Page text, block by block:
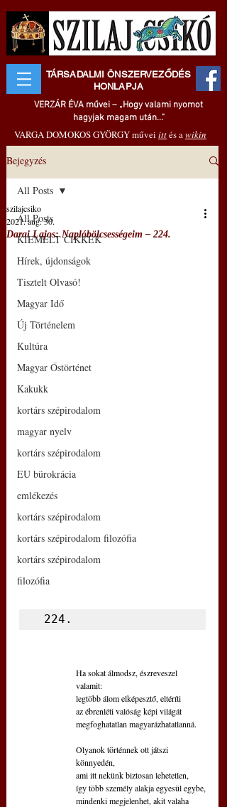
TÁRSADALMI ÖNSZERVEZŐDÉS
HONLAPJA
VERZÁR ÉVA művei – „Hogy valami nyomot
hagyjak magam után..."
VARGA DOMOKOS GYÖRGY művei ittés awikin
Bejegyzés
All Posts
KIEMELT CIKKEK
Hírek, újdonságok
Tisztelt Olvasó!
Magyar Idő
Új Történelem
Kultúra
Magyar Őstörténet
Kakukk
kortárs szépirodalom
magyar nyelv
kortárs szépirodalom
EU bürokrácia
emlékezés
kortárs szépirodalom
kortárs szépirodalom filozófia
kortárs szépirodalom
filozófia
All Posts
Darai Lajos: Naplóbölcsességeim – 224.
szilajcsiko
2021. aug. 30.
224.
Ha sokat álmodsz, észreveszel
valamit:
legtöbb álom elképesztő, eltéríti
az ébrenléti valóság képi világát
megfoghatatlan magyarázhatatlanná.
Olyanok történnek ott játszi
könnyedén,
ami itt nekünk biztosan lehetetlen,
így több személy alakja egyesül egybe,
mindenki megjelenhet, akit valaha